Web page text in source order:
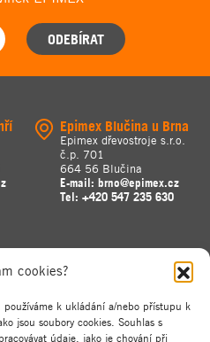
cookies?
k ukládání a/nebo přístupu k
jsou soubory cookies. Souhlas s
údaje, jako je chování při
ODEBÍRAT
Epimex Blučina u Brna
Epimex dřevostroje s.r.o.
č.p. 701
664 56 Blučina
E-mail: brno@epimex.cz
Tel: +420 547 235 630